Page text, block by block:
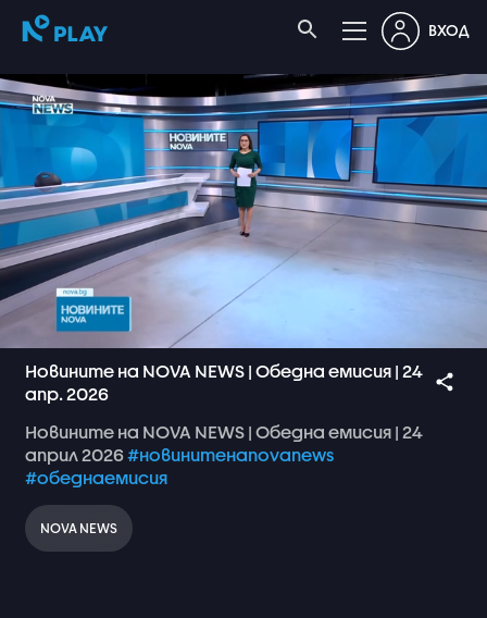
ВХОД
Новините на NOVA NEWS | Обедна емисия | 24
апр. 2026
Новините на NOVA NEWS | Обедна емисия | 24
април 2026#новинитенаnovanews
#обеднаемисия
NOVA NEWS